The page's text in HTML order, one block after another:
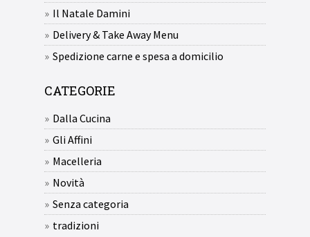
Il Natale Damini
Delivery & Take Away Menu
Spedizione carne e spesa a domicilio
CATEGORIE
Dalla Cucina
Gli Affini
Macelleria
Novità
Senza categoria
tradizioni